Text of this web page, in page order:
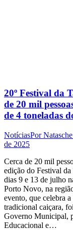
20º Festival da
de 20 mil
de 4 toneladas
NotíciasPor
de 2025
Cerca de 20 mil
edição do Festival
dias 9 e 13 de julho
Porto Novo, na
evento, que celebra
tradicional caiçara,
Governo Municipal,
Educacional e…